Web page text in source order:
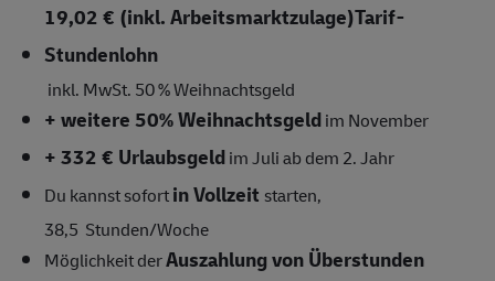
19,02 € (inkl. Arbeitsmarktzulage)Tarif-
Stundenlohn
inkl. MwSt. 50 % Weihnachtsgeld
+ weitere 50% Weihnachtsgeldim November
+ 332 € Urlaubsgeldim Juli ab dem 2. Jahr
Du kannst sofortin Vollzeit starten,
38,5 Stunden/Woche
Möglichkeit derAuszahlung von Überstunden